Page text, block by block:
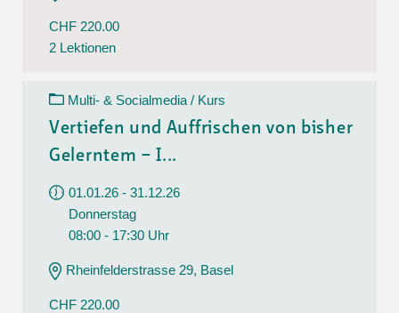
CHF 220.00
2 Lektionen
Multi- & Socialmedia / Kurs
Vertiefen und Auffrischen von bisher
Gelerntem – I...
01.01.26 - 31.12.26
Donnerstag
08:00 - 17:30 Uhr
Rheinfelderstrasse 29, Basel
CHF 220.00